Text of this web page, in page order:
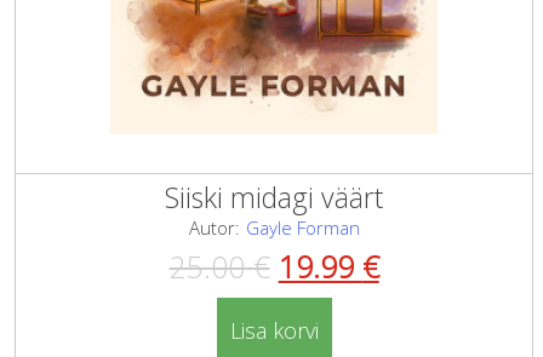
Siiski midagi väärt
Autor: Gayle Forman
25.00€ Algne
hind
19.99 €Current
Lisa korvi